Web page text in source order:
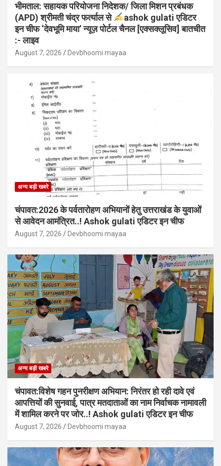
भीमताल: सहायक परियोजना निदेशक/ जिला मिशन प्रबंधक
(APD) श्रीमती चंद्र फर्त्याल से
ashok gulati एडिटर
इन चीफ ‘देवभूमि माया’ न्यूज़ पोर्टल चैनल [एक्सक्लूसिव] बातचीत
:- लाइव
August 7, 2026 Devbhoomi mayaa
अन्य बड़ी खबरे
चंपावत:2026 के पर्वतारोहण अभियानों हेतु उत्तराखंड के युवाओं
से आवेदन आमंत्रित..! Ashok gulati एडिटर इन चीफ
August 7, 2026 Devbhoomi mayaa
अन्य बड़ी खबरे
चंपावत:विशेष गहन पुनरीक्षण अभियान: निरंतर हो रही दावे एवं
आपत्तियों की सुनवाई, पात्र मतदाताओं का नाम निर्वाचक नामावली
में शामिल करने पर जोर..! Ashok gulati एडिटर इन चीफ
August 7, 2026 Devbhoomi mayaa